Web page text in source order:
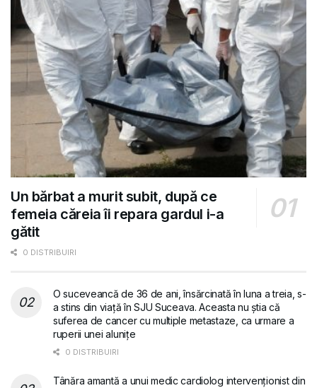
Un bărbat a murit subit, după ce
femeia căreia îi repara gardul i-a
gătit
0 DISTRIBUIRI
O suceveancă de 36 de ani, însărcinată în luna a treia, s-
a stins din viață în SJU Suceava. Aceasta nu știa că
suferea de cancer cu multiple metastaze, ca urmare a
ruperii unei alunițe
0 DISTRIBUIRI
Tânăra amantă a unui medic cardiolog intervenționist din